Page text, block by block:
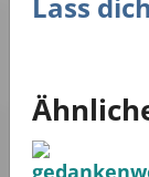
Lass